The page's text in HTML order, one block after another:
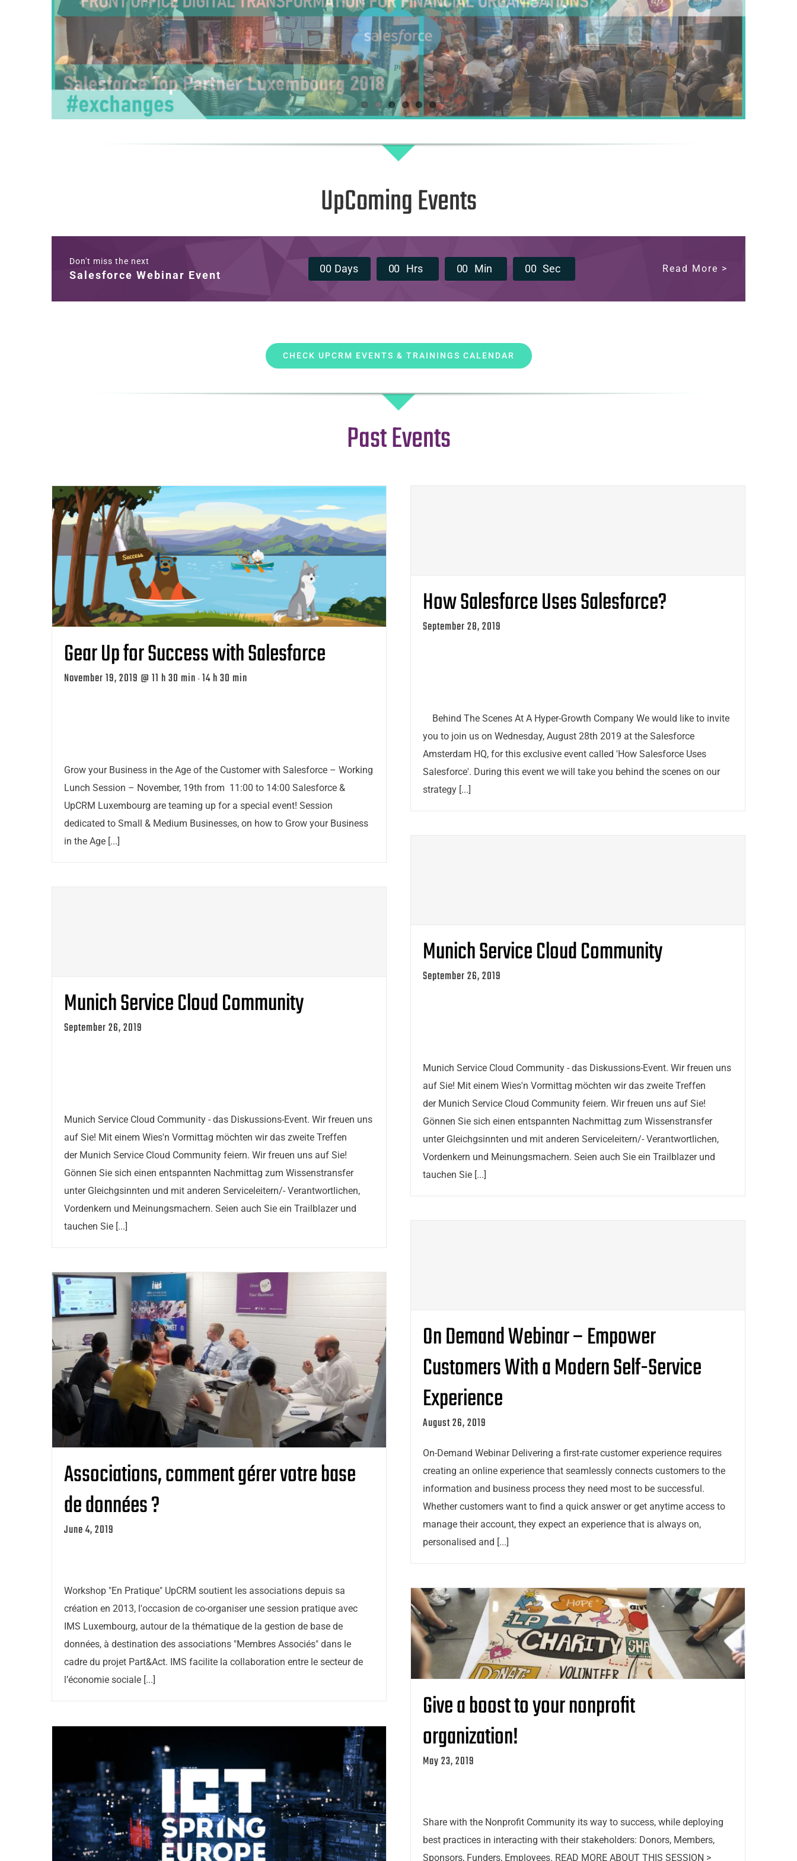
UpComing Events
Don't miss the next
Salesforce Webinar Event
00 Days 00 Hrs 00 Min 00 Sec Read More >
CHECK UPCRM EVENTS & TRAININGS CALENDAR
Past Events
Gear Up for Success with Salesforce
November 19, 2019 @ 11 h 30 min - 14 h 30 min
Grow your Business in the Age of the Customer with Salesforce – Working
Lunch Session – November, 19th from 11:00 to 14:00 Salesforce &
UpCRM Luxembourg are teaming up for a special event! Session
dedicated to Small & Medium Businesses, on how to Grow your Business
in the Age [...]
How Salesforce Uses Salesforce?
September 28, 2019
Behind The Scenes At A Hyper-Growth Company We would like to invite
you to join us on Wednesday, August 28th 2019 at the Salesforce
Amsterdam HQ, for this exclusive event called 'How Salesforce Uses
Salesforce'. During this event we will take you behind the scenes on our
strategy [...]
Munich Service Cloud Community
September 26, 2019
Munich Service Cloud Community - das Diskussions-Event. Wir freuen uns
auf Sie! Mit einem Wies'n Vormittag möchten wir das zweite Treffen
der Munich Service Cloud Community feiern. Wir freuen uns auf Sie!
Gönnen Sie sich einen entspannten Nachmittag zum Wissenstransfer
unter Gleichgsinnten und mit anderen Serviceleitern/- Verantwortlichen,
Vordenkern und Meinungsmachern. Seien auch Sie ein Trailblazer und
tauchen Sie [...]
Munich Service Cloud Community
September 26, 2019
Munich Service Cloud Community - das Diskussions-Event. Wir freuen uns
auf Sie! Mit einem Wies'n Vormittag möchten wir das zweite Treffen
der Munich Service Cloud Community feiern. Wir freuen uns auf Sie!
Gönnen Sie sich einen entspannten Nachmittag zum Wissenstransfer
unter Gleichgsinnten und mit anderen Serviceleitern/- Verantwortlichen,
Vordenkern und Meinungsmachern. Seien auch Sie ein Trailblazer und
tauchen Sie [...]
On Demand Webinar – Empower
Customers With a Modern Self-Service
Experience
August 26, 2019
On-Demand Webinar Delivering a first-rate customer experience requires
creating an online experience that seamlessly connects customers to the
information and business process they need most to be successful.
Whether customers want to find a quick answer or get anytime access to
manage their account, they expect an experience that is always on,
personalised and [...]
Associations, comment gérer votre base
de données ?
June 4, 2019
Workshop "En Pratique" UpCRM soutient les associations depuis sa
création en 2013, l'occasion de co-organiser une session pratique avec
IMS Luxembourg, autour de la thématique de la gestion de base de
données, à destination des associations "Membres Associés" dans le
cadre du projet Part&Act. IMS facilite la collaboration entre le secteur de
l’économie sociale [...]
Give a boost to your nonprofit
organization!
May 23, 2019
Share with the Nonprofit Community its way to success, while deploying
best practices in interacting with their stakeholders: Donors, Members,
Sponsors, Funders, Employees. READ MORE ABOUT THIS SESSION >